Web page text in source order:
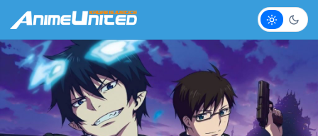
Claro